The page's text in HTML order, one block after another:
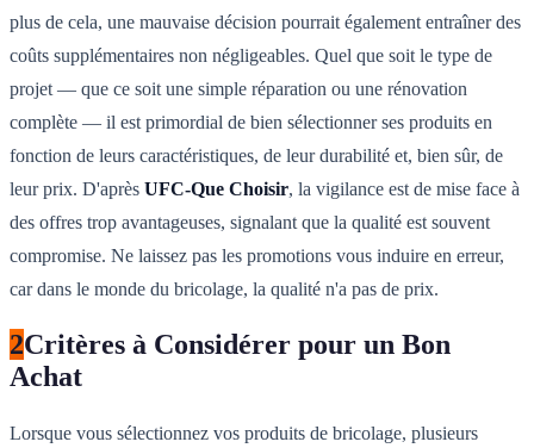
plus de cela, une mauvaise décision pourrait également entraîner des
coûts supplémentaires non négligeables. Quel que soit le type de
projet — que ce soit une simple réparation ou une rénovation
complète — il est primordial de bien sélectionner ses produits en
fonction de leurs caractéristiques, de leur durabilité et, bien sûr, de
leur prix. D'après UFC-Que Choisir, la vigilance est de mise face à
des offres trop avantageuses, signalant que la qualité est souvent
compromise. Ne laissez pas les promotions vous induire en erreur,
car dans le monde du bricolage, la qualité n'a pas de prix.
2Critères à Considérer pour un Bon
Achat
Lorsque vous sélectionnez vos produits de bricolage, plusieurs